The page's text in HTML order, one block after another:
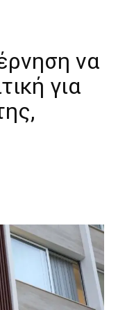
να
για